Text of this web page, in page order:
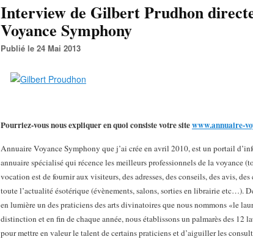
Interview de Gilbert Prudhon
Voyance Symphony
Publié le 24 Mai 2013
Pourriez-vous nous expliquer en quoi consiste votre sitewww.annuaire-
Annuaire Voyance Symphony que j’ai crée en avril 2010, est un portail
annuaire spécialisé qui récence les meilleurs professionnels de la voyance
vocation est de fournir aux visiteurs, des adresses, des conseils, des avis,
toute l’actualité ésotérique (évènements, salons, sorties en librairie etc…).
en lumière un des praticiens des arts divinatoires que nous nommons «le
distinction et en fin de chaque année, nous établissons un palmarès des 12
pour mettre en valeur le talent de certains praticiens et d’aiguiller les